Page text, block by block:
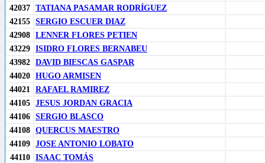
42037 TATIANA PASAMAR RODRÍGUEZ
42155 SERGIO ESCUER DIAZ
42908 LENNER FLORES PETIEN
43229 ISIDRO FLORES BERNABEU
43982 DAVID BIESCAS GASPAR
44020 HUGO ARMISEN
44021 RAFAEL RAMIREZ
44105 JESUS JORDAN GRACIA
44106 SERGIO BLASCO
44108 QUERCUS MAESTRO
44109 JOSE ANTONIO LOBATO
44110 ISAAC TOMÁS